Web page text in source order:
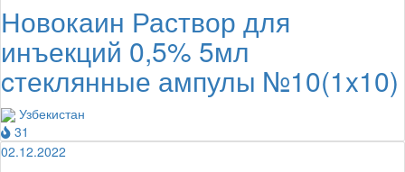
Новокаин Раствор для
инъекций 0,5% 5мл
cтеклянные ампулы №10(1x10)
Узбекистан
31
02.12.2022